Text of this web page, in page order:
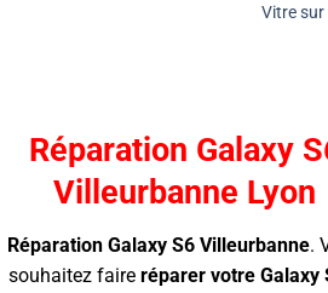
Vitre sur
Réparation Galaxy
Villeurbanne Lyon
Réparation Galaxy S6 Villeurbanne.
souhaitez faire réparer votre Galaxy